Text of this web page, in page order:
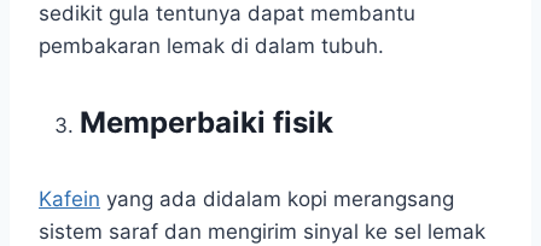
sedikit gula tentunya dapat membantu
pembakaran lemak di dalam tubuh.
Memperbaiki fisik
Kafein yang ada didalam kopi merangsang
sistem saraf dan mengirim sinyal ke sel lemak